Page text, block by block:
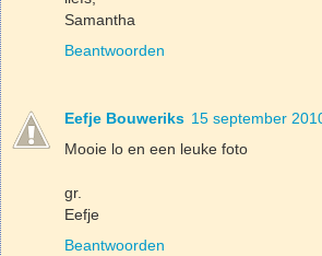
Samantha
Beantwoorden
Eefje Bouweriks 15 september
Mooie lo en een leuke foto
gr.
Eefje
Beantwoorden